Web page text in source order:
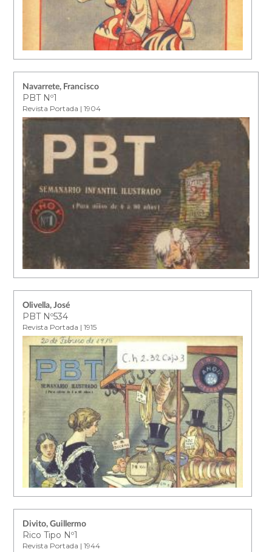
Navarrete, Francisco
PBT Nº1
Revista Portada | 1904
Olivella, José
PBT Nº534
Revista Portada | 1915
Divito, Guillermo
Rico Tipo Nº1
Revista Portada | 1944